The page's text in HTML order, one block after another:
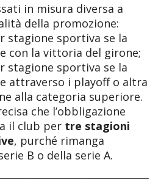
in misura diversa a
della promozione:
stagione sportiva se la
con la vittoria del girone;
stagione sportiva se la
attraverso i playoff o altra
alla categoria superiore.
che l’obbligazione
il club per tre stagioni
, purché rimanga
B o della serie A.